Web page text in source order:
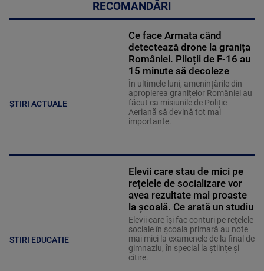
RECOMANDĂRI
ȘTIRI ACTUALE
Ce face Armata când
detectează drone la granița
României. Piloții de F-16 au
15 minute să decoleze
În ultimele luni, amenințările din
apropierea granițelor României au
făcut ca misiunile de Poliție
Aeriană să devină tot mai
importante.
STIRI EDUCATIE
Elevii care stau de mici pe
rețelele de socializare vor
avea rezultate mai proaste
la școală. Ce arată un studiu
Elevii care îşi fac conturi pe rețelele
sociale în școala primară au note
mai mici la examenele de la final de
gimnaziu, în special la științe și
citire.